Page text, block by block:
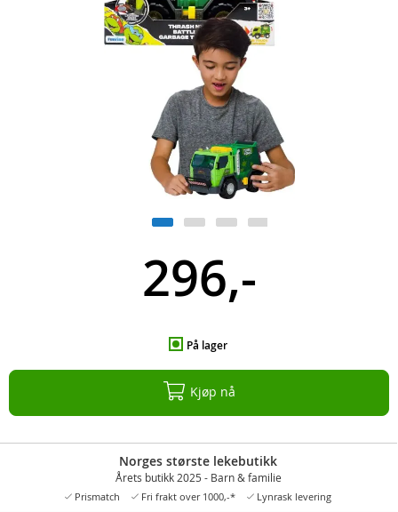
296,-
På lager
Kjøp nå
Norges største lekebutikk
Årets butikk 2025 - Barn & familie
Prismatch Fri frakt over 1000,-* Lynrask levering